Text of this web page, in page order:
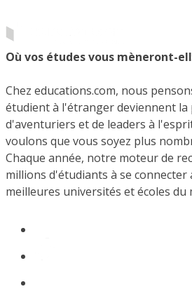
Où vos études vous mèneront-
Chez educations.com, nous
étudient à l'étranger deviennent
d'aventuriers et de leaders à
voulons que vous soyez plus
Chaque année, notre moteur de
millions d'étudiants à se connecter
meilleures universités et écoles du